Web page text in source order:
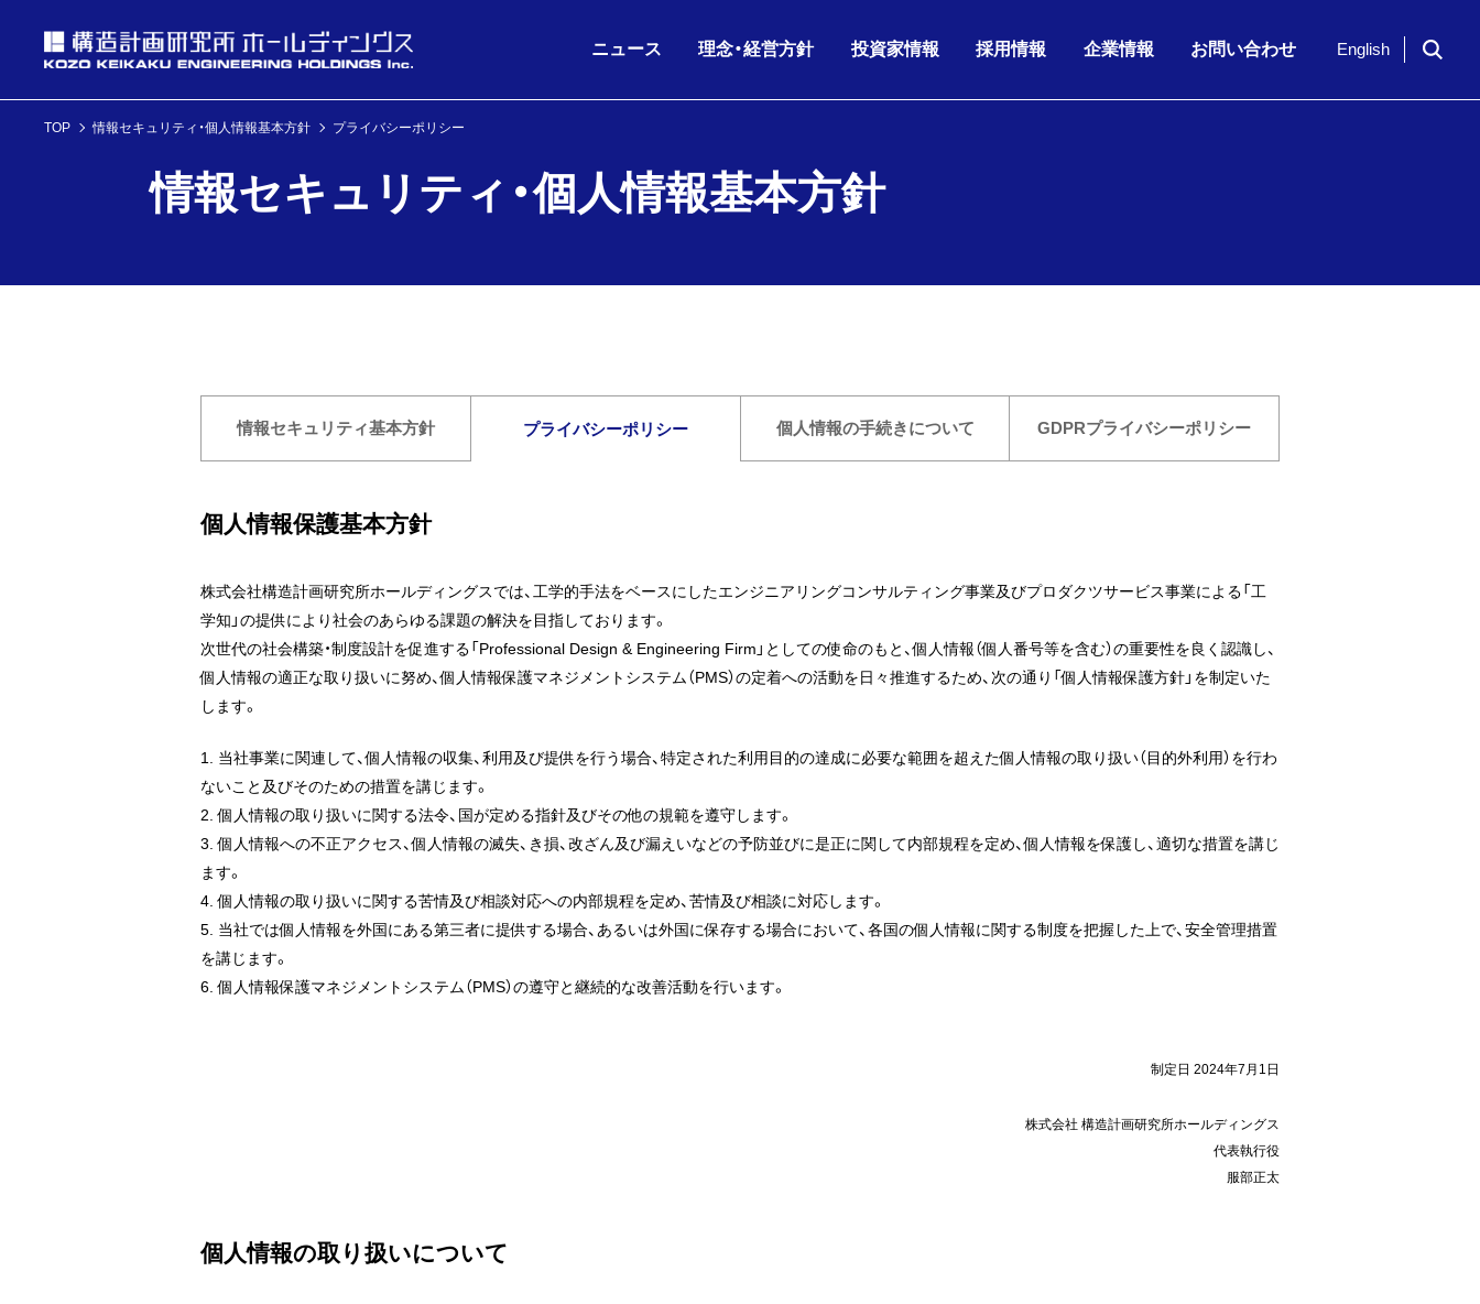
ニュース
ニュース
IRニュース
26.08.06
理念・経営方針
理念・経営方針
理念・経営方針
グループ理念
投資家情報
投資家情報
IRニュース
IRライブラリ
IRカレンダー
26.06.17 2026年6月期 第3四半期 株主通信
採用情報 企業情報
企業情報
会社概要
お問い合わせ English
TOP 情報セキュリティ・個人情報基本方針 プライバシーポリシー
情報セキュリティ・個人情報基本方針
情報セキュリティ基本方針 プライバシーポリシー 個人情報の手続きについて GDPRプライバシーポリシー
個人情報保護基本方針
株式会社構造計画研究所ホールディングスでは、工学的手法をベースにしたエンジニアリングコンサルティング事業及びプロダクツサービス事業による「工
学知」の提供により社会のあらゆる課題の解決を目指しております。
次世代の社会構築・制度設計を促進する「Professional Design & Engineering Firm」としての使命のもと、個人情報（個人番号等を含む）の重要性を良く認識し、
個人情報の適正な取り扱いに努め、個人情報保護マネジメントシステム（PMS）の定着への活動を日々推進するため、次の通り「個人情報保護方針」を制定いた
します。
1. 当社事業に関連して、個人情報の収集、利用及び提供を行う場合、特定された利用目的の達成に必要な範囲を超えた個人情報の取り扱い（目的外利用）を行わ
ないこと及びそのための措置を講じます。
2. 個人情報の取り扱いに関する法令、国が定める指針及びその他の規範を遵守します。
3. 個人情報への不正アクセス、個人情報の滅失、き損、改ざん及び漏えいなどの予防並びに是正に関して内部規程を定め、個人情報を保護し、適切な措置を講じ
ます。
4. 個人情報の取り扱いに関する苦情及び相談対応への内部規程を定め、苦情及び相談に対応します。
5. 当社では個人情報を外国にある第三者に提供する場合、あるいは外国に保存する場合において、各国の個人情報に関する制度を把握した上で、安全管理措置
を講じます。
6. 個人情報保護マネジメントシステム（PMS）の遵守と継続的な改善活動を行います。
制定日 2024年7月1日
株式会社 構造計画研究所ホールディングス
代表執行役
服部正太
個人情報の取り扱いについて